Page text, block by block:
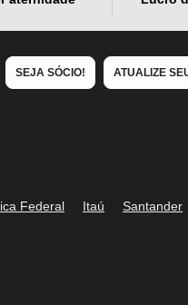
SEJA SÓCIO! ATUALIZE
Federal Itaú Santander